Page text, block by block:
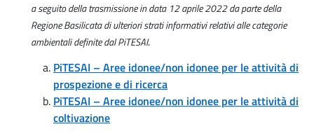
a seguito della trasmissione in data 12 aprile 2022 da parte della
Regione Basilicata di ulteriori strati informativi relativi alle categorie
ambientali definite dal PiTESAI.
PiTESAI – Aree idonee/non idonee per le attività di
prospezione e di ricerca
PiTESAI – Aree idonee/non idonee per le attività di
coltivazione